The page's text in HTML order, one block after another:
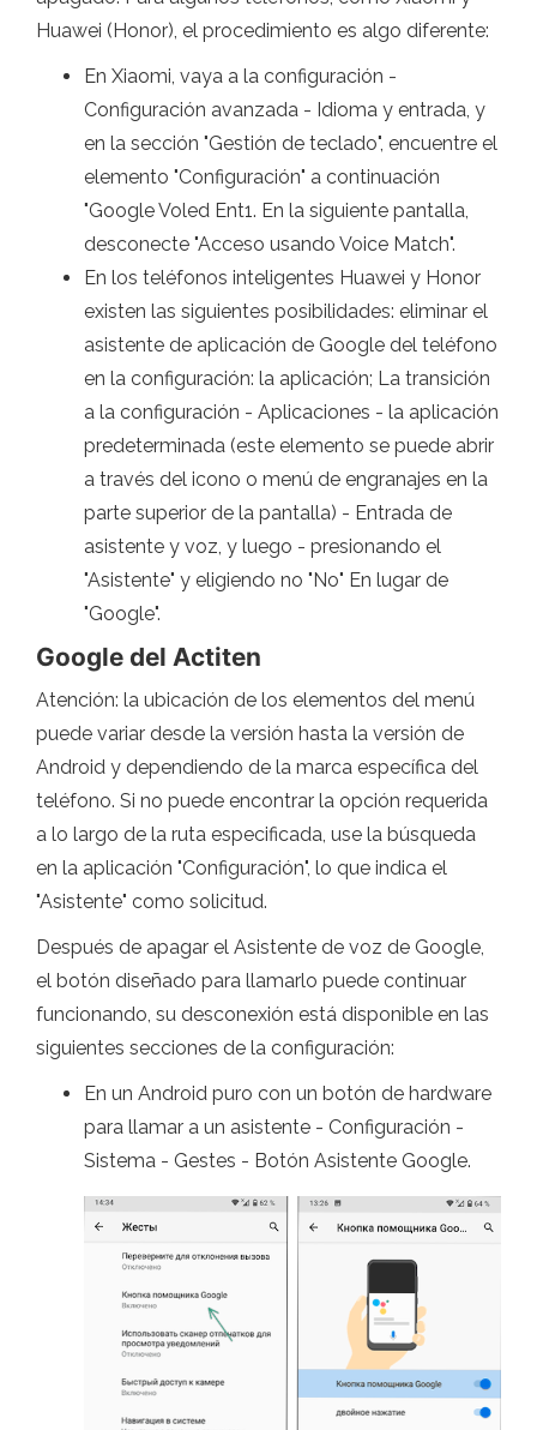
Huawei (Honor), el procedimiento es algo diferente:
En Xiaomi, vaya a la configuración -
Configuración avanzada - Idioma y entrada, y
en la sección "Gestión de teclado", encuentre el
elemento "Configuración" a continuación
"Google Voled Ent1. En la siguiente pantalla,
desconecte "Acceso usando Voice Match".
En los teléfonos inteligentes Huawei y Honor
existen las siguientes posibilidades: eliminar el
asistente de aplicación de Google del teléfono
en la configuración: la aplicación; La transición
a la configuración - Aplicaciones - la aplicación
predeterminada (este elemento se puede abrir
a través del icono o menú de engranajes en la
parte superior de la pantalla) - Entrada de
asistente y voz, y luego - presionando el
"Asistente" y eligiendo no "No" En lugar de
"Google".
Google del Actiten
Atención: la ubicación de los elementos del menú
puede variar desde la versión hasta la versión de
Android y dependiendo de la marca específica del
teléfono. Si no puede encontrar la opción requerida
a lo largo de la ruta especificada, use la búsqueda
en la aplicación "Configuración", lo que indica el
"Asistente" como solicitud.
Después de apagar el Asistente de voz de Google,
el botón diseñado para llamarlo puede continuar
funcionando, su desconexión está disponible en las
siguientes secciones de la configuración:
En un Android puro con un botón de hardware
para llamar a un asistente - Configuración -
Sistema - Gestes - Botón Asistente Google.